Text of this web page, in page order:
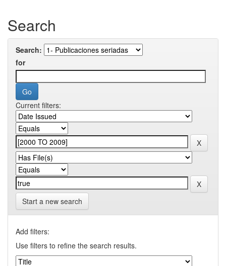
Search
Search:
for
Current filters:
Start a new search
Add filters:
Use filters to refine the search results.